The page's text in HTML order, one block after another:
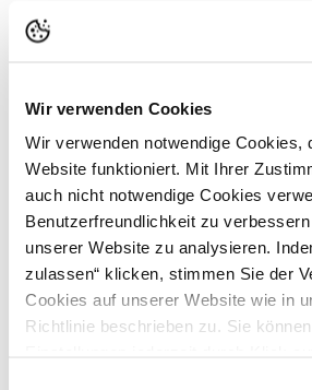
Wir verwenden Cookies
Wir verwenden notwendige Cookies,
Website funktioniert. Mit Ihrer
auch nicht notwendige Cookies
Benutzerfreundlichkeit zu
unserer Website zu analysieren.
zulassen“ klicken, stimmen Sie der
Cookies auf unserer Website wie in
Richtlinie beschrieben zu. Sie
erleichtert die Arbeit auf dem Feld,
Bewegung/Funktion
Die Walzen ergeben ausgeklappt
450 mm
Allgemein
Achtung! Nicht für Kinder unter 36
Erstickungsgefahr wegen
Altersempfehlung: ab 3 Jahren
Vollständige Beschreibung lesen
Kundenbewertungen
Passende Produkte